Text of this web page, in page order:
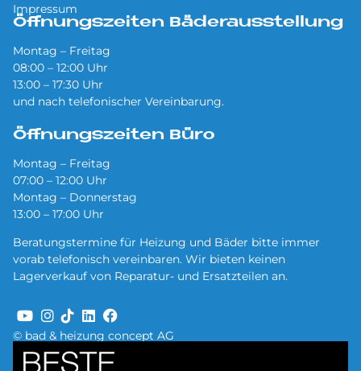
© bad & heizung concept AG
Impressum
Öffnungszeiten Bäderausstellung
Montag – Freitag
08:00 – 12:00 Uhr
13:00 – 17:30 Uhr
und nach telefonischer Vereinbarung.
Öffnungszeiten Büro
Montag – Freitag
07:00 – 12:00 Uhr
Montag – Donnerstag
13:00 – 17:00 Uhr
Beratungstermine für Heizung und Bäder bitte immer
vorab telefonisch vereinbaren. Wir bieten keinen
Lagerverkauf von Reparatur- und Ersatzteilen an.